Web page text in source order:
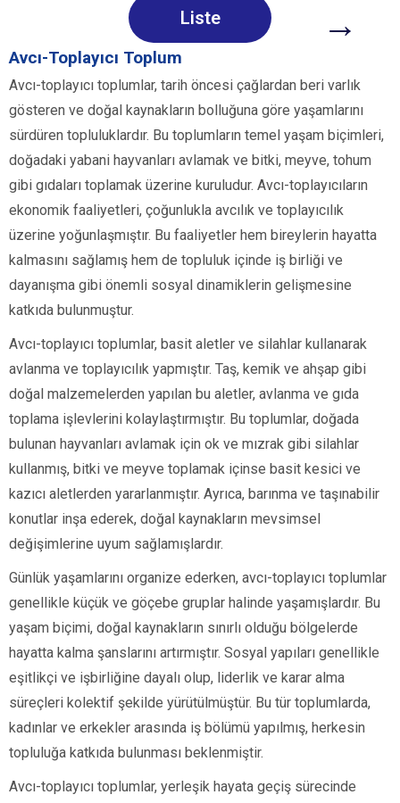
Liste →
Avcı-Toplayıcı Toplum
Avcı-toplayıcı toplumlar, tarih öncesi çağlardan beri varlık
gösteren ve doğal kaynakların bolluğuna göre yaşamlarını
sürdüren topluluklardır. Bu toplumların temel yaşam biçimleri,
doğadaki yabani hayvanları avlamak ve bitki, meyve, tohum
gibi gıdaları toplamak üzerine kuruludur. Avcı-toplayıcıların
ekonomik faaliyetleri, çoğunlukla avcılık ve toplayıcılık
üzerine yoğunlaşmıştır. Bu faaliyetler hem bireylerin hayatta
kalmasını sağlamış hem de topluluk içinde iş birliği ve
dayanışma gibi önemli sosyal dinamiklerin gelişmesine
katkıda bulunmuştur.
Avcı-toplayıcı toplumlar, basit aletler ve silahlar kullanarak
avlanma ve toplayıcılık yapmıştır. Taş, kemik ve ahşap gibi
doğal malzemelerden yapılan bu aletler, avlanma ve gıda
toplama işlevlerini kolaylaştırmıştır. Bu toplumlar, doğada
bulunan hayvanları avlamak için ok ve mızrak gibi silahlar
kullanmış, bitki ve meyve toplamak içinse basit kesici ve
kazıcı aletlerden yararlanmıştır. Ayrıca, barınma ve taşınabilir
konutlar inşa ederek, doğal kaynakların mevsimsel
değişimlerine uyum sağlamışlardır.
Günlük yaşamlarını organize ederken, avcı-toplayıcı toplumlar
genellikle küçük ve göçebe gruplar halinde yaşamışlardır. Bu
yaşam biçimi, doğal kaynakların sınırlı olduğu bölgelerde
hayatta kalma şanslarını artırmıştır. Sosyal yapıları genellikle
eşitlikçi ve işbirliğine dayalı olup, liderlik ve karar alma
süreçleri kolektif şekilde yürütülmüştür. Bu tür toplumlarda,
kadınlar ve erkekler arasında iş bölümü yapılmış, herkesin
topluluğa katkıda bulunması beklenmiştir.
Avcı-toplayıcı toplumlar, yerleşik hayata geçiş sürecinde